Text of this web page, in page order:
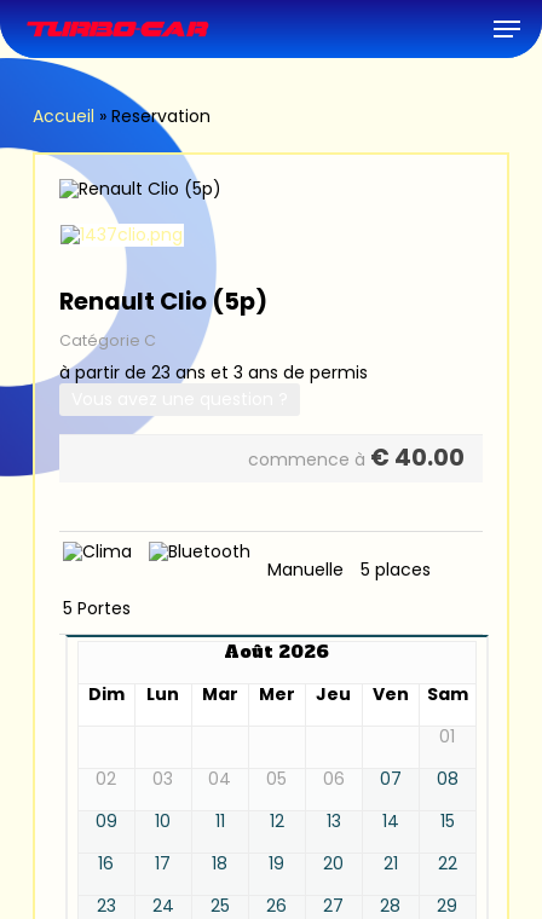
to
main
content
Accueil » Reservation
Renault Clio (5p)
Catégorie C
à partir de 23 ans et 3 ans de permis
commence à € 40.00
Manuelle
5 places
5 Portes
Août 2026
Dim
Lun Mar Mer Jeu Ven
Sam
01
02
03 04 05 06 07
08
09
10 11 12 13 14
15
16
17 18 19 20 21
22
23
24 25 26 27 28
29